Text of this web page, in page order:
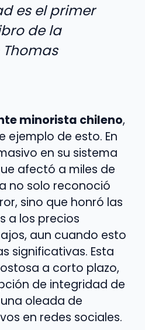
es el primer
de la
minorista chileno,
ejemplo de esto. En
en su sistema
afectó a miles de
no solo reconoció
sino que honró las
a los precios
aun cuando esto
significativas. Esta
a corto plazo,
de integridad de
oleada de
en redes sociales.